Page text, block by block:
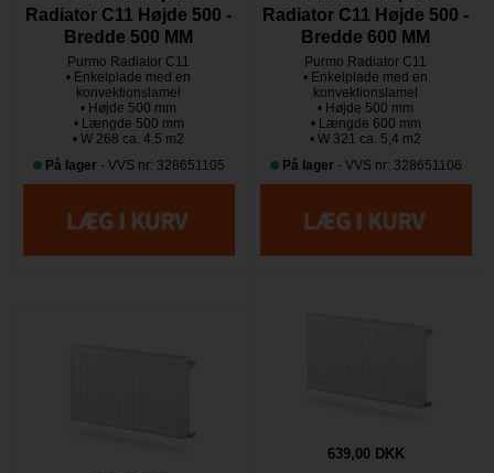
Radiator C11 Højde 500 -
Bredde 500 MM
Purmo Radiator C11
• Enkelplade med en
konvektionslamel
• Højde 500 mm
• Længde 500 mm
• W 268 ca. 4,5 m2
På lager - VVS nr: 328651105
Radiator C11 Højde 500 -
Bredde 600 MM
Purmo Radiator C11
• Enkelplade med en
konvektionslamel
• Højde 500 mm
• Længde 600 mm
• W 321 ca. 5,4 m2
På lager - VVS nr: 328651106
639,00 DKK